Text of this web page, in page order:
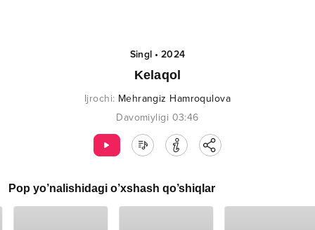
Singl•2024
Kelaqol
Ijrochi: Mehrangiz Hamroqulova
Davomiyligi 03:46
Pop yo’nalishidagi o’xshash qo’shiqlar